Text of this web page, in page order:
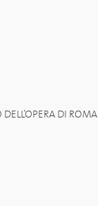
DI ROMA